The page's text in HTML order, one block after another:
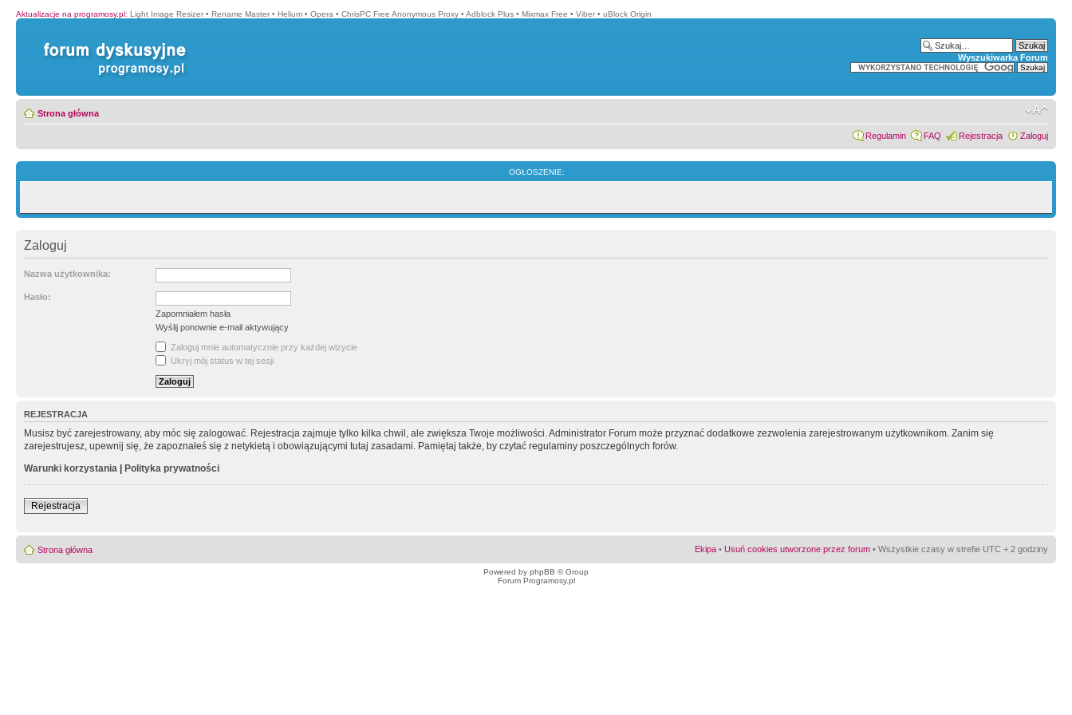
Aktualizacje na programosy.pl: Light Image Resizer • Rename Master • Helium • Opera • ChrisPC Free Anonymous Proxy • Adblock Plus • Mixmax Free • Viber • uBlock Origin
Wyszukiwarka Forum
Strona główna
Regulamin FAQ Rejestracja Zaloguj
OGŁOSZENIE:
Zaloguj
Nazwa użytkownika:
Hasło:
Zapomniałem hasła
Wyślij ponownie e-mail aktywujący
Zaloguj mnie automatycznie przy każdej wizycie
Ukryj mój status w tej sesji
REJESTRACJA
Musisz być zarejestrowany, aby móc się zalogować. Rejestracja zajmuje tylko kilka chwil, ale zwiększa Twoje możliwości. Administrator Forum może przyznać dodatkowe zezwolenia zarejestrowanym użytkownikom. Zanim się
zarejestrujesz, upewnij się, że zapoznałeś się z netykietą i obowiązującymi tutaj zasadami. Pamiętaj także, by czytać regulaminy poszczególnych forów.
Warunki korzystania | Polityka prywatności
Rejestracja
Strona główna Ekipa • Usuń cookies utworzone przez forum • Wszystkie czasy w strefie UTC + 2 godziny
Powered by phpBB © Group
Forum Programosy.pl